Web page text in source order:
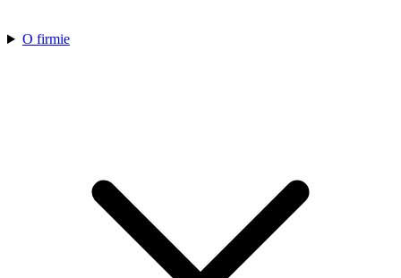
O firmie